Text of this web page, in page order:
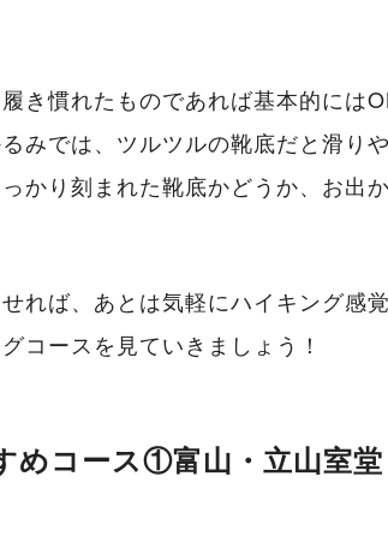
き慣れたものであれば基本的には
みでは、ツルツルの靴底だと滑り
かり刻まれた靴底かどうか、お出
れば、あとは気軽にハイキング感
コースを見ていきましょう！
めコース①富山・立山室